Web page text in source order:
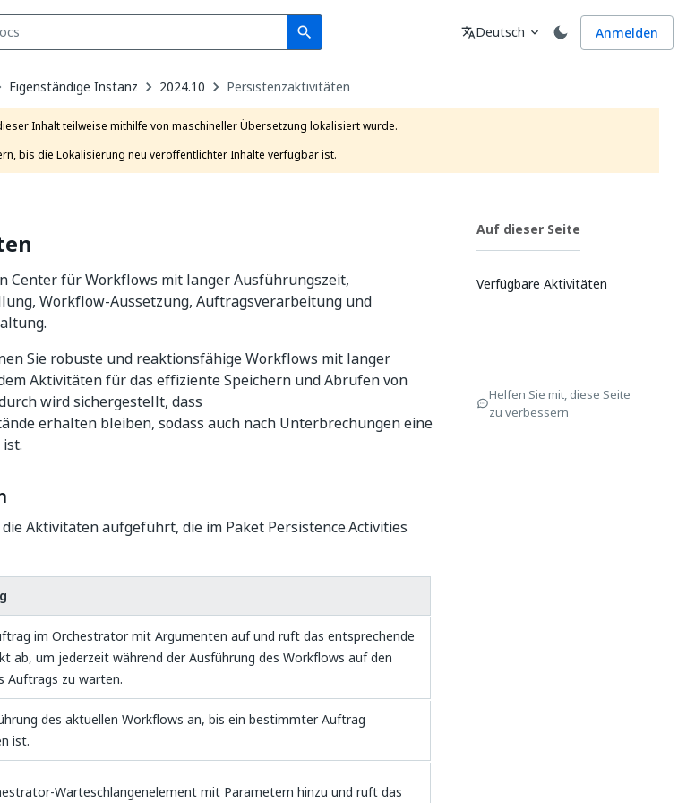
search
Search Sprache
translateDeutsch expand_more Anmelden
Eigenständige Instanz 2024.10 Persistenzaktivitäten
Inhalt teilweise mithilfe von maschineller Übersetzung lokalisiert wurde.
bis die Lokalisierung neu veröffentlichter Inhalte verfügbar ist.
Center für Workflows mit langer Ausführungszeit,
Workflow-Aussetzung, Auftragsverarbeitung und
Sie robuste und reaktionsfähige Workflows mit langer
Aktivitäten für das effiziente Speichern und Abrufen von
wird sichergestellt, dass
erhalten bleiben, sodass auch nach Unterbrechungen eine
Aktivitäten aufgeführt, die im Paket Persistence.Activities
im Orchestrator mit Argumenten auf und ruft das entsprechende
ab, um jederzeit während der Ausführung des Workflows auf den
Auftrags zu warten.
des aktuellen Workflows an, bis ein bestimmter Auftrag
ist.
Warteschlangenelement mit Parametern hinzu und ruft das
Auf dieser Seite
Verfügbare Aktivitäten
Helfen Sie mit, diese Seite
zu verbessern